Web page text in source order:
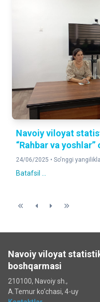
Navoiy viloyat
“Rahbar va
24/06/2025 • So'nggi
Batafsil ...
Navoiy viloyat
boshqarmasi
210100, Navoiy sh.,
A.Temur ko‘chаsi, 4-uy